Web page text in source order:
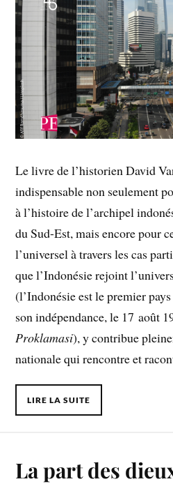
Le livre de l’historien David
indispensable non seulement
à l’histoire de l’archipel
du Sud-Est, mais encore pour
l’universel à travers les cas
que l’Indonésie rejoint
(l’Indonésie est le premier
son indépendance, le 17 août
Proklamasi), y contribue
nationale qui rencontre et
LIRE LA SUITE
La part des